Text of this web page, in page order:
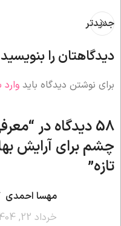
جدیدتر
دیدگاهتان را بنویسید
برای نوشتن دیدگاه باید
58 دیدگاه در “
چشم برای آرایش
تازه”
مهسا احمدی
خرداد 22, 1404 در 2:01 ب.ظ